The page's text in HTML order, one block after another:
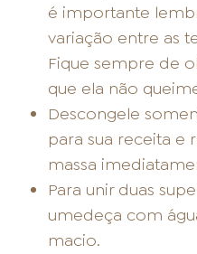
é importante
variação entre as
Fique sempre de
que ela não
Descongele
para sua receita e
massa
Para unir duas
umedeça com
macio.